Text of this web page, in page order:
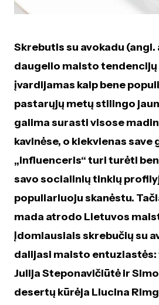
Skrebutis su avokadu
daugelio maisto tendencijų
įvardijamas kaip bene
pastarųjų metų stilingo
galima surasti visose
kavinėse, o kiekvienas save
„influenceris“ turi turėti
savo socialinių tinklų
populiariuoju skanėstu.
mada atrodo Lietuvos
Įdomiausiais skrebučių su
dalijasi maisto
Julija Steponavičiūtė ir
desertų kūrėja Liucina